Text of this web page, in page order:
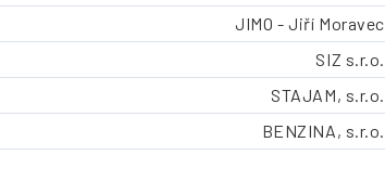
JIMO - Jiří Moravec
SIZ s.r.o.
STAJAM, s.r.o.
BENZINA, s.r.o.